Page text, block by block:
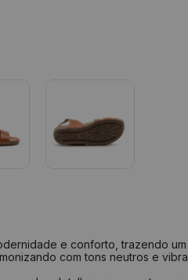
e conforto, trazendo
com tons neutros e